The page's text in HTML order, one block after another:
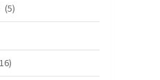
(5)